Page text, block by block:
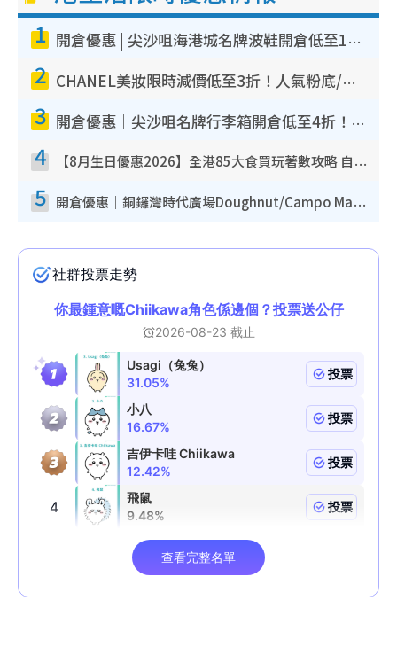
1 開倉優惠 | 尖沙咀海港城名牌波鞋開倉低至1折！On鞋$899起／Joy&Peace鞋履$98起
2 CHANEL美妝限時減價低至3折！人氣粉底/唇膏/精華液低至$275！COCO香水都有平
3 開倉優惠｜尖沙咀名牌行李箱開倉低至4折！一連5日 American Tourister/ace./Hallmark $200起！
4 【8月生日優惠2026】全港85大食買玩著數攻略 自助餐/火鍋放題同行免費＋誠品/DONKI送現金券
5 開倉優惠｜銅鑼灣時代廣場Doughnut/Campo Marzio開倉低至1折！背囊、書包、手袋劈價$200起